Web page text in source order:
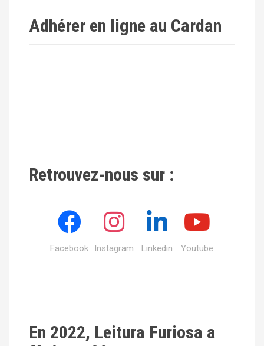
Adhérer en ligne au Cardan
Retrouvez-nous sur :
Facebook Instagram Linkedin Youtube
En 2022, Leitura Furiosa a